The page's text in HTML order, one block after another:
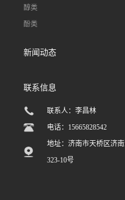
醇类
酚类
新闻动态
联系信息
联系人：李昌林
电话：15665828542
地址：济南市天桥区济
323-10号